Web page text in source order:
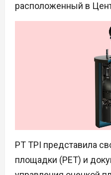
расположенный в
PT TPI представила
площадки (PET) и